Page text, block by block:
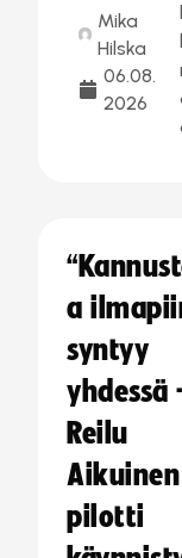
Mika
Hilska
06.08.
2026
a
syntyy
yhdessä
Reilu
pilotti